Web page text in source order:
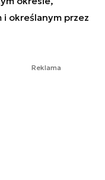
określanym przez
Reklama